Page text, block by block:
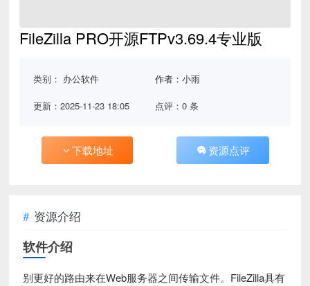
FileZilla PRO开源FTPv3.69.4专业版
类别： 办公软件 作者：小雨
更新：2025-11-23 18:05 点评：0 条
下载地址 资源点评
资源介绍
软件介绍
别更好的路由来在Web服务器之间传输文件。FileZilla具有